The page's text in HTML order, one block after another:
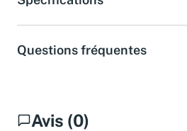
Questions fréquentes
Avis (0)